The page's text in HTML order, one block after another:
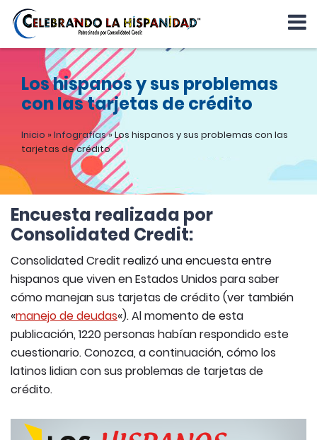
Los hispanos y sus problemas
con las tarjetas de crédito
Inicio » Infografías»Los hispanos y sus problemas con las
tarjetas de crédito
Encuesta realizada por
Consolidated Credit:
Consolidated Credit realizó una encuesta entre
hispanos que viven en Estados Unidos para saber
cómo manejan sus tarjetas de crédito (ver también
«manejo de deudas«). Al momento de esta
publicación, 1220 personas habían respondido este
cuestionario. Conozca, a continuación, cómo los
latinos lidian con sus problemas de tarjetas de
crédito.